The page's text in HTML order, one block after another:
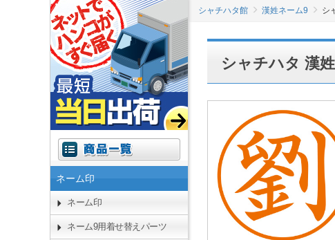
シャチハタ館 漢姓ネーム9 シ
シャチハタ 漢
ネーム印
ネーム印
ネーム9用着せ替えパーツ